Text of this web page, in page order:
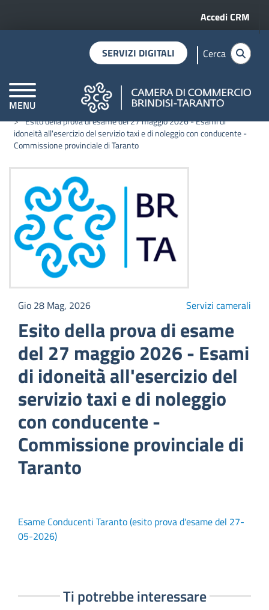
Menu
Accedi CRM
MENU
CAMERE DI COMMERCIO D'ITALIA
SERVIZI DIGITALI Cerca
Home
Esito della prova di esame del 27 maggio 2026 - Esami di
idoneità all'esercizio del servizio taxi e di noleggio con conducente -
Commissione provinciale di Taranto
Gio 28 Mag, 2026
Esito della prova di esame
del 27 maggio 2026 - Esami
di idoneità all'esercizio del
servizio taxi e di noleggio
con conducente -
Commissione provinciale di
Taranto
Servizi camerali
Esame Conducenti Taranto (esito prova d'esame del 27-
05-2026)
Ti potrebbe interessare